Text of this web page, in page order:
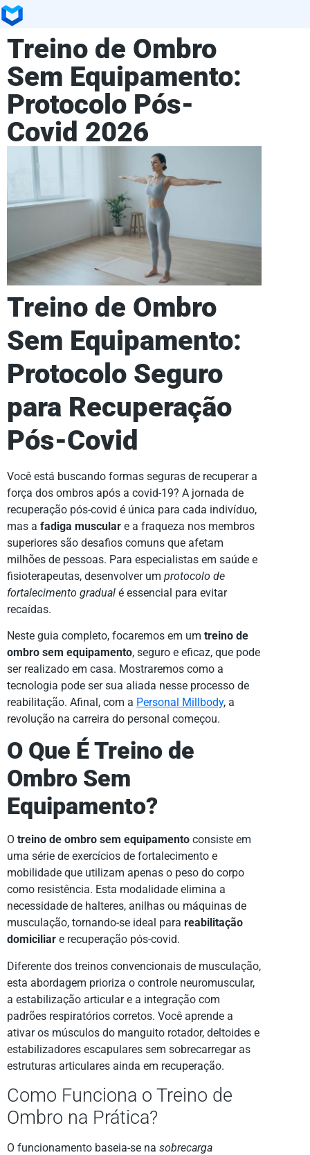
Treino de Ombro
Sem Equipamento:
Protocolo Pós-
Covid 2026
Treino de Ombro
Sem Equipamento:
Protocolo Seguro
para Recuperação
Pós-Covid
Você está buscando formas seguras de recuperar a
força dos ombros após a covid-19? A jornada de
recuperação pós-covid é única para cada indivíduo,
mas a fadiga muscular e a fraqueza nos membros
superiores são desafios comuns que afetam
milhões de pessoas. Para especialistas em saúde e
fisioterapeutas, desenvolver um protocolo de
fortalecimento gradual é essencial para evitar
recaídas.
Neste guia completo, focaremos em um treino de
ombro sem equipamento, seguro e eficaz, que pode
ser realizado em casa. Mostraremos como a
tecnologia pode ser sua aliada nesse processo de
reabilitação. Afinal, com a Personal Millbody, a
revolução na carreira do personal começou.
O Que É Treino de
Ombro Sem
Equipamento?
O treino de ombro sem equipamento consiste em
uma série de exercícios de fortalecimento e
mobilidade que utilizam apenas o peso do corpo
como resistência. Esta modalidade elimina a
necessidade de halteres, anilhas ou máquinas de
musculação, tornando-se ideal para reabilitação
domiciliar e recuperação pós-covid.
Diferente dos treinos convencionais de musculação,
esta abordagem prioriza o controle neuromuscular,
a estabilização articular e a integração com
padrões respiratórios corretos. Você aprende a
ativar os músculos do manguito rotador, deltoides e
estabilizadores escapulares sem sobrecarregar as
estruturas articulares ainda em recuperação.
Como Funciona o Treino de
Ombro na Prática?
O funcionamento baseia-se na sobrecarga